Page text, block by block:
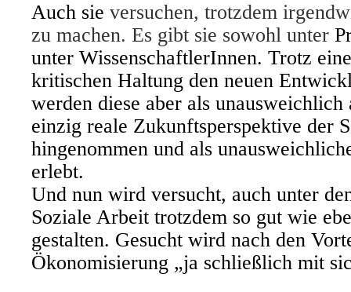
Auch sie versuchen, trotzdem
zu machen. Es gibt sie sowohl unter
unter WissenschaftlerInnen. Trotz
kritischen Haltung den neuen
werden diese aber als unausweichlich
einzig reale Zukunftsperspektive der
hingenommen und als
erlebt.
Und nun wird versucht, auch unter
Soziale Arbeit trotzdem so gut wie
gestalten. Gesucht wird nach den
Ökonomisierung „ja schließlich mit